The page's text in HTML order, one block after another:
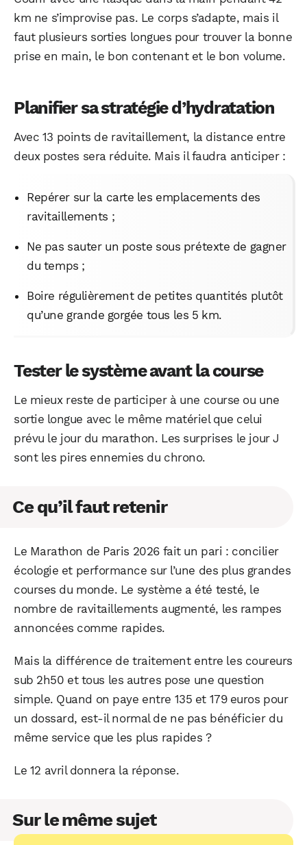
km ne s’improvise pas. Le corps s’adapte, mais il
faut plusieurs sorties longues pour trouver la bonne
prise en main, le bon contenant et le bon volume.
Planifier sa stratégie d’hydratation
Avec 13 points de ravitaillement, la distance entre
deux postes sera réduite. Mais il faudra anticiper :
Repérer sur la carte les emplacements des
ravitaillements ;
Ne pas sauter un poste sous prétexte de gagner
du temps ;
Boire régulièrement de petites quantités plutôt
qu’une grande gorgée tous les 5 km.
Tester le système avant la course
Le mieux reste de participer à une course ou une
sortie longue avec le même matériel que celui
prévu le jour du marathon. Les surprises le jour J
sont les pires ennemies du chrono.
Ce qu’il faut retenir
Le Marathon de Paris 2026 fait un pari : concilier
écologie et performance sur l’une des plus grandes
courses du monde. Le système a été testé, le
nombre de ravitaillements augmenté, les rampes
annoncées comme rapides.
Mais la différence de traitement entre les coureurs
sub 2h50 et tous les autres pose une question
simple. Quand on paye entre 135 et 179 euros pour
un dossard, est-il normal de ne pas bénéficier du
même service que les plus rapides ?
Le 12 avril donnera la réponse.
Sur le même sujet